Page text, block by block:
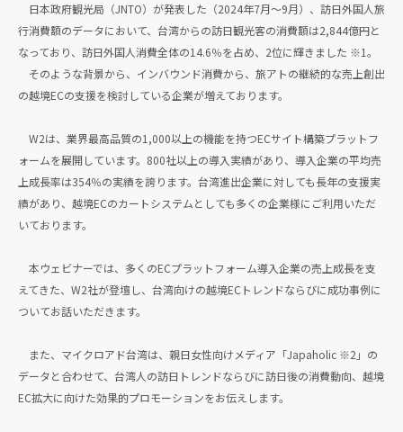
日本政府観光局（JNTO）が発表した（2024年7月〜9月）、訪日外国人旅
行消費額のデータにおいて、台湾からの訪日観光客の消費額は2,844億円と
なっており、訪日外国人消費全体の14.6％を占め、2位に輝きました ※1。
そのような背景から、インバウンド消費から、旅アトの継続的な売上創出
の越境ECの支援を検討している企業が増えております。
W2は、業界最高品質の1,000以上の機能を持つECサイト構築プラットフ
ォームを展開しています。800社以上の導入実績があり、導入企業の平均売
上成長率は354％の実績を誇ります。台湾進出企業に対しても長年の支援実
績があり、越境ECのカートシステムとしても多くの企業様にご利用いただ
いております。
本ウェビナーでは、多くのECプラットフォーム導入企業の売上成長を支
えてきた、W2社が登壇し、台湾向けの越境ECトレンドならびに成功事例に
ついてお話いただきます。
また、マイクロアド台湾は、親日女性向けメディア「Japaholic ※2」の
データと合わせて、台湾人の訪日トレンドならびに訪日後の消費動向、越境
EC拡大に向けた効果的プロモーションをお伝えします。